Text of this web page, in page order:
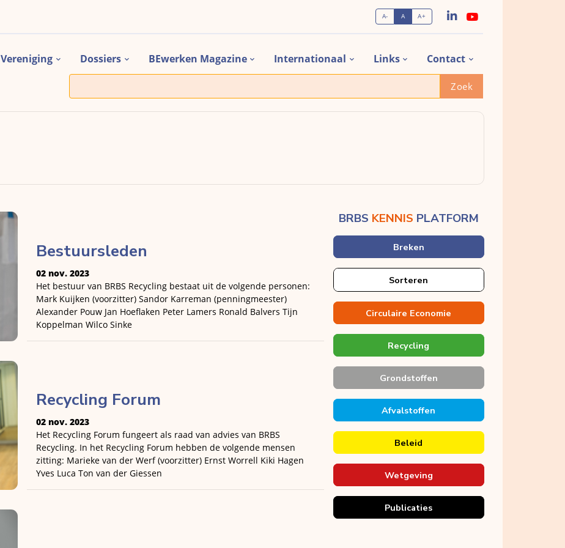
A- A A+
Vereniging Dossiers BEwerken Magazine Internationaal Links Contact
Zoek
Bestuursleden
02 nov. 2023
Het bestuur van BRBS Recycling bestaat uit de volgende personen:
Mark Kuijken (voorzitter) Sandor Karreman (penningmeester)
Alexander Pouw Jan Hoeflaken Peter Lamers Ronald Balvers Tijn
Koppelman Wilco Sinke
Recycling Forum
02 nov. 2023
Het Recycling Forum fungeert als raad van advies van BRBS
Recycling. In het Recycling Forum hebben de volgende mensen
zitting: Marieke van der Werf (voorzitter) Ernst Worrell Kiki Hagen
Yves Luca Ton van der Giessen
BRBS KENNIS PLATFORM
Breken
Sorteren
Circulaire Economie
Recycling
Grondstoffen
Afvalstoffen
Beleid
Wetgeving
Publicaties